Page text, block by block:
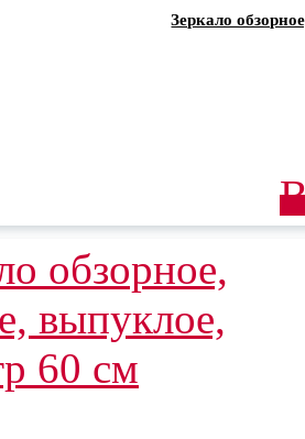
Зеркало